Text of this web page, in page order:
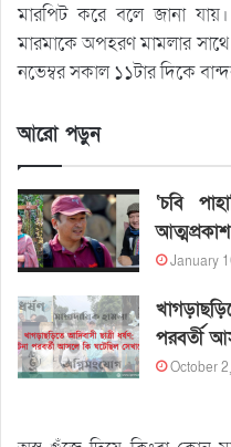
মারপিট করে বলে জানা
মারমাকে অপহরণ মামলার
নভেম্বর সকাল ১১টার দিকে
আরো পড়ুন
‘চবি
January
পরবর্তী
October